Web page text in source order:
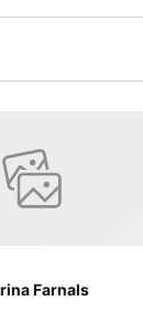
à mes favoris
Farnals